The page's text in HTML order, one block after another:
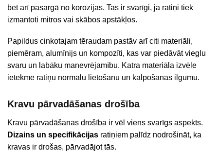
bet arī pasargā no korozijas. Tas ir svarīgi, ja ratiņi tiek
izmantoti mitros vai skābos apstākļos.
Papildus cinkotajam tēraudam pastāv arī citi materiāli,
piemēram, alumīnijs un kompozīti, kas var piedāvāt vieglu
svaru un labāku manevrējamību. Katra materiāla izvēle
ietekmē ratiņu normālu lietošanu un kalpošanas ilgumu.
Kravu pārvadāšanas drošība
Kravu pārvadāšanas drošība ir vēl viens svarīgs aspekts.
Dizains un specifikācijas ratiņiem palīdz nodrošināt, ka
kravas ir drošas, pārvadājot tās.